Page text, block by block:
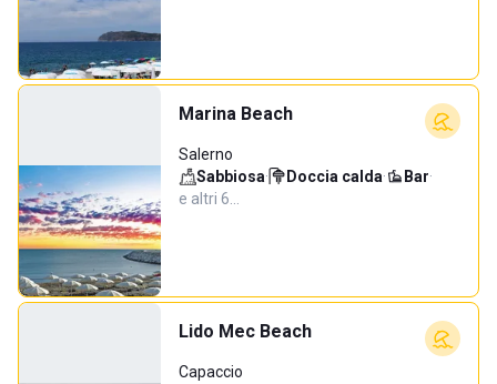
Marina Beach
Salerno
Sabbiosa· Doccia calda· Bar·
e altri 6…
Lido Mec Beach
Capaccio